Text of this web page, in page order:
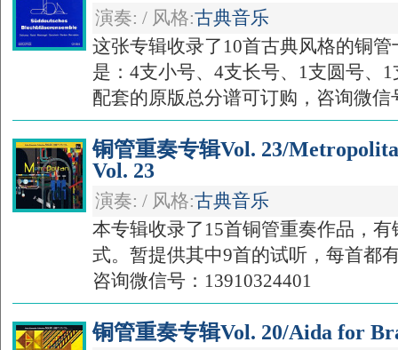
演奏: / 风格:古典音乐
这张专辑收录了10首古典风格的铜
是：4支小号、4支长号、1支圆号、
配套的原版总分谱可订购，咨询微信
铜管重奏专辑Vol. 23/
Vol. 23
演奏: / 风格:古典音乐
本专辑收录了15首铜管重奏作品，
式。暂提供其中9首的试听，每首都
咨询微信号：13910324401
铜管重奏专辑Vol. 20/Aida for